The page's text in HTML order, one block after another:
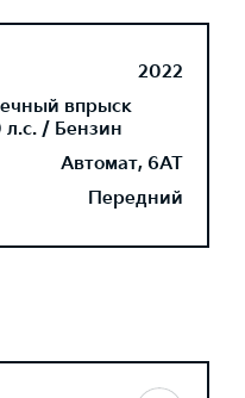
2022
впрыск
л.с. / Бензин
Автомат, 6AT
Передний